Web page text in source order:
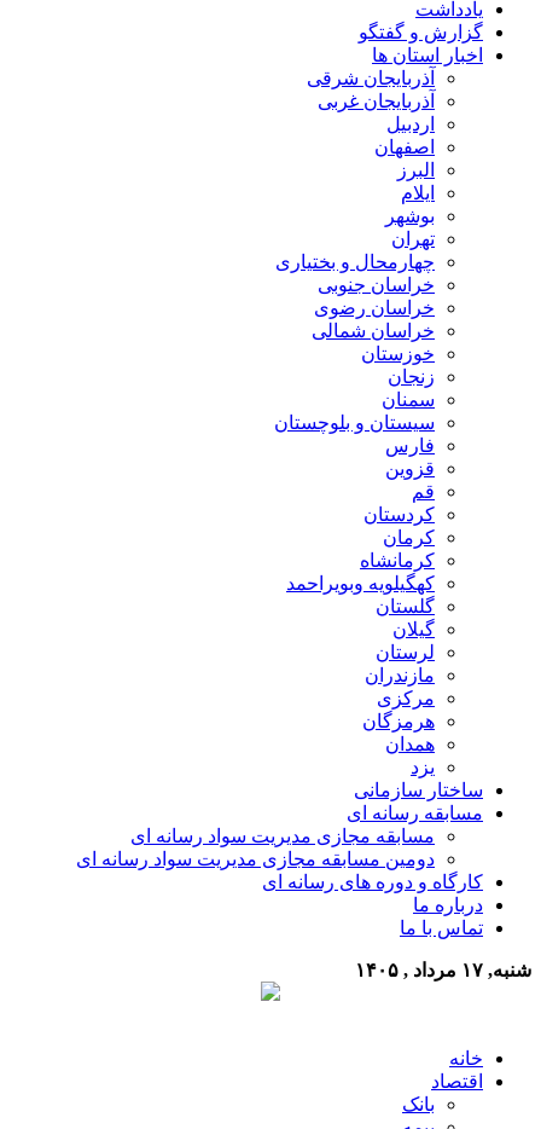
یادداشت
گزارش و گفتگو
اخبار استان ها
آذربایجان شرقی
آذربایجان غربی
اردبیل
اصفهان
البرز
ایلام
بوشهر
تهران
چهارمحال و بختیاری
خراسان جنوبی
خراسان رضوی
خراسان شمالی
خوزستان
زنجان
سمنان
سیستان و بلوچستان
فارس
قزوین
قم
کردستان
کرمان
کرمانشاه
کهگیلویه وبویراحمد
گلستان
گیلان
لرستان
مازندران
مرکزی
هرمزگان
همدان
یزد
ساختار سازمانی
مسابقه رسانه ای
مسابقه مجازی مدیریت سواد رسانه ای
دومین مسابقه مجازی مدیریت سواد رسانه ای
کارگاه و دوره های رسانه ای
درباره ما
تماس با ما
شنبه, ۱۷ مرداد , ۱۴۰۵
خانه
اقتصاد
بانک